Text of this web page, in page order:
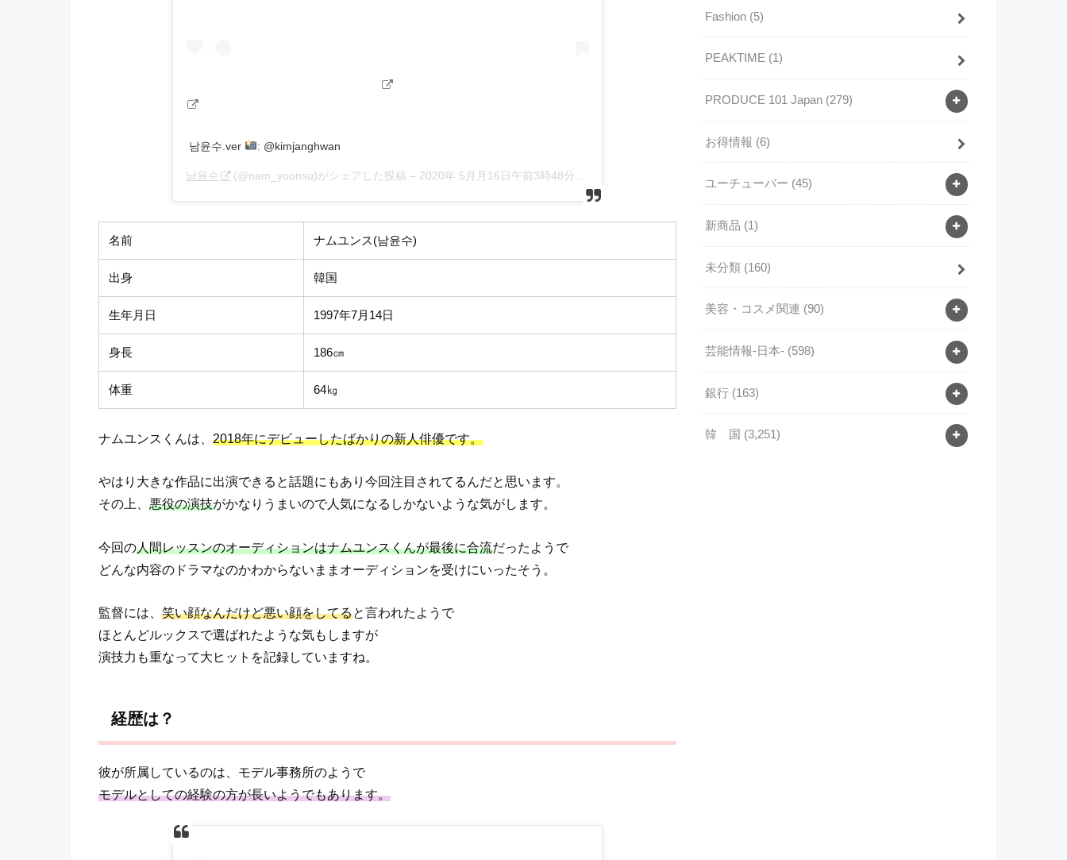
남윤수.ver : @kimjanghwan
남윤수 (@nam_yoonsu)がシェアした投稿 – 2020年 5月月16日午前3時48分PDT
名前 ナムユンス(남윤수)
出身 韓国
生年月日 1997年7月14日
身長 186㎝
体重 64㎏
ナムユンスくんは、 2018年にデビューしたばかりの新人俳優です。
やはり大きな作品に出演できると話題にもあり今回注目されてるんだと思います。
その上、 悪役の演技がかなりうまいので人気になるしかないような気がします。
今回の人間レッスンのオーディションはナムユンスくんが最後に合流だったようで
どんな内容のドラマなのかわからないままオーディションを受けにいったそう。
監督には、 笑い顔なんだけど悪い顔をしてると言われたようで
ほとんどルックスで選ばれたような気もしますが
演技力も重なって大ヒットを記録していますね。
経歴は？
彼が所属しているのは、モデル事務所のようで
モデルとしての経験の方が長いようでもあります。
Fashion (5)
PEAKTIME (1)
PRODUCE 101 Japan (279)
お得情報 (6)
ユーチューバー (45)
新商品 (1)
未分類 (160)
美容・コスメ関連 (90)
芸能情報-日本- (598)
銀行 (163)
韓 国 (3,251)